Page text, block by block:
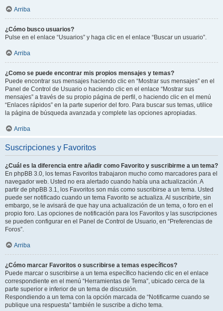
Arriba
¿Cómo busco usuarios?
Pulse en el enlace “Usuarios” y haga clic en el enlace “Buscar un usuario”.
Arriba
¿Como se puede encontrar mis propios mensajes y temas?
Puede encontrar sus mensajes haciendo clic en “Mostrar sus mensajes” en el
Panel de Control de Usuario o haciendo clic en el enlace “Mostrar sus
mensajes” a través de su propio página de perfil, o haciendo clic en el menú
“Enlaces rápidos” en la parte superior del foro. Para buscar sus temas, utilice
la página de búsqueda avanzada y complete las opciones apropiadas.
Arriba
Suscripciones y Favoritos
¿Cuál es la diferencia entre añadir como Favorito y suscribirme a un tema?
En phpBB 3.0, los temas Favoritos trabajaron mucho como marcadores para el
navegador web. Usted no era alertado cuando había una actualización. A
partir de phpBB 3.1, los Favoritos son más como suscribirse a un tema. Usted
puede ser notificado cuando un tema Favorito se actualiza. Al suscribirte, sin
embargo, se le avisará de que hay una actualización de un tema, o foro en el
propio foro. Las opciones de notificación para los Favoritos y las suscripciones
se pueden configurar en el Panel de Control de Usuario, en “Preferencias de
Foros”.
Arriba
¿Cómo marcar Favoritos o suscribirse a temas específicos?
Puede marcar o suscribirse a un tema específico haciendo clic en el enlace
correspondiente en el menú “Herramientas de Tema”, ubicado cerca de la
parte superior e inferior de un tema de discusión.
Respondiendo a un tema con la opción marcada de “Notificarme cuando se
publique una respuesta” también le suscribe a dicho tema.